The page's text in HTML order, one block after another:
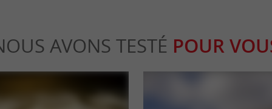
AVONS TESTÉ POUR